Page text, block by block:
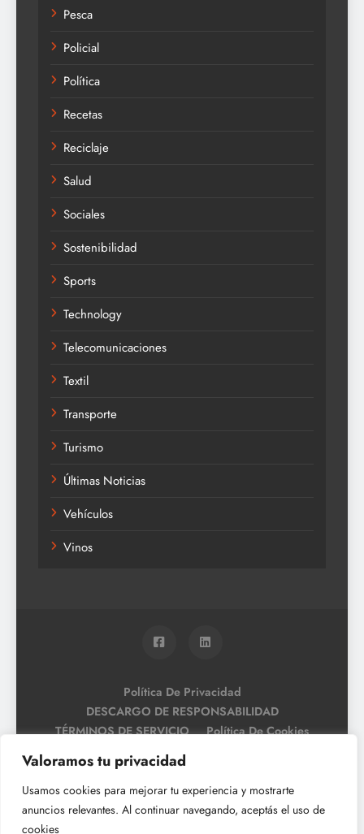
Valoramos tu privacidad
Usamos cookies para mejorar tu experiencia y mostrarte
anuncios relevantes. Al continuar navegando, aceptás el uso de
cookies
Pesca
Policial
Política
Recetas
Reciclaje
Salud
Sociales
Sostenibilidad
Sports
Technology
Telecomunicaciones
Textil
Transporte
Turismo
Últimas Noticias
Vehículos
Vinos
Política De Privacidad
DESCARGO DE RESPONSABILIDAD
TÉRMINOS DE SERVICIO
Política De Cookies